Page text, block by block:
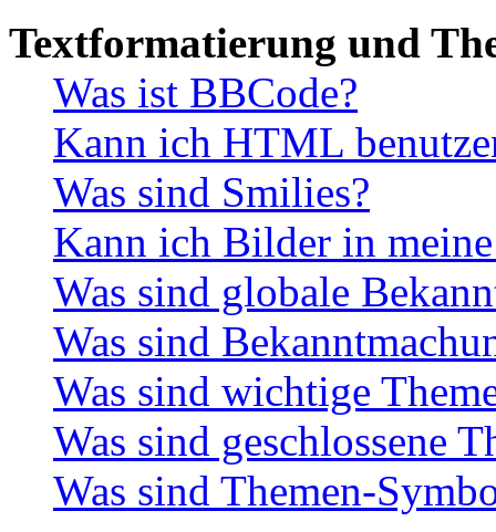
Textformatierung und
Was ist BBCode?
Kann ich HTML
Was sind Smilies?
Kann ich Bilder in
Was sind globale
Was sind
Was sind wichtige
Was sind geschlossene
Was sind Themen-